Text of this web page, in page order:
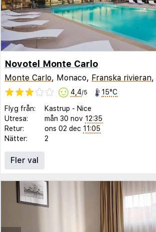
Novotel Monte Carlo
Monte Carlo, Monaco, Franska rivieran,
4,4/5 15°C
Flyg från: Kastrup - Nice
Utresa:
mån 30 nov 12:35
Retur:
ons 02 dec 11:05
Nätter:
2
Fler val